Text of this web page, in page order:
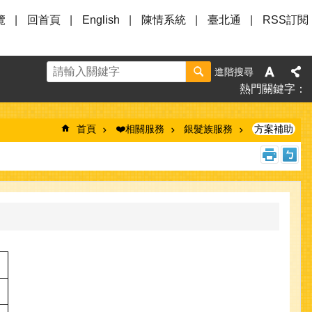
回首頁 English 陳情系統 臺北通 RSS訂閱
進階搜尋
熱門關鍵字
首頁 ❤️相關服務 銀髮族服務 方案補助